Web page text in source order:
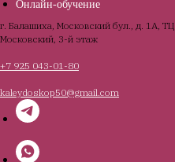
Онлайн-обучение
г. Балашиха, Московский бул., д. 1А, ТЦ
Московский, 3-й этаж
+7 925 043-01-80
kaleydoskop50@gmail.com